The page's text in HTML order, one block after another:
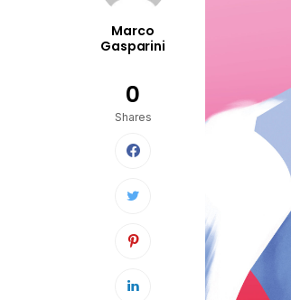
Marco
Gasparini
0
Shares